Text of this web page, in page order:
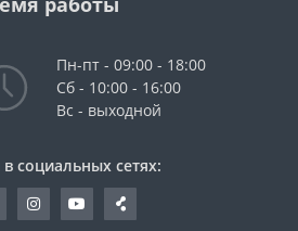
Пн-пт - 09:00 - 18:00
Сб - 10:00 - 16:00
Вс - выходной
социальных сетях: